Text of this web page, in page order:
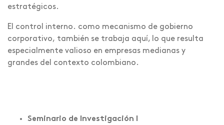
estratégicos.
El control interno. como mecanismo de gobierno
corporativo, también se trabaja aquí, lo que resulta
especialmente valioso en empresas medianas y
grandes del contexto colombiano.
Seminario de Investigación I